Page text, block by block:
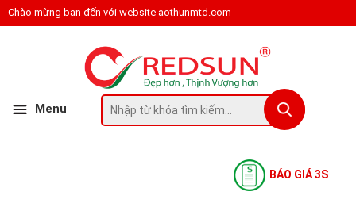
Chào mừng bạn đến với website aothunmtd.com
Menu
BÁO GIÁ 3S